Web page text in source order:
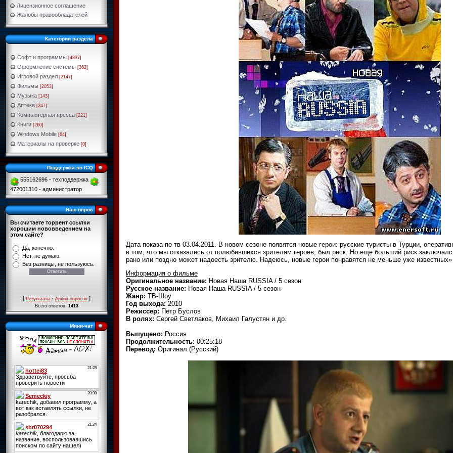
Лицензионное соглашение
Жалобы правообладателей
Категории раздела
Софт и программы [4837]
Оформление системы [362]
Игровой раздел [2147]
Фильмы [2053]
Музыка [143]
Аптека [247]
Компьютерная пресса [221]
Книги [260]
Windows Mobile [64]
Материалы на проверке [0]
Поддержка по ICQ
555162696 - техподдержка
472001310 - администратор
Наш опрос
Вы считаете торрент ссылки
хорошим нововведением на
этом сайте?
Да, конечно.
Нет, не думаю.
Без разницы, не пользуюсь.
[Результаты·Архив опросов]
Всего ответов:1413
Мини-чат
Дата показа по тв 03.04.2011. В новом сезоне появятся новые герои: русские туристы в Турции,
в том, что мы отказались от полюбившихся зрителям героев, был риск. Но еще больший риск
рано или поздно может надоесть зрителю. Надеюсь, новые герои понравятся не меньше уже известных»
Информация о фильме
Оригинальное название: Новая Наша RUSSIA / 5 сезон
Русское название: Новая Наша RUSSIA / 5 сезон
Жанр: ТВ-Шоу
Год выхода: 2010
Режиссер: Петр Буслов
В ролях: Сергей Светлаков, Михаил Галустян и др.
Выпущено: Россия
Продолжительность: 00:25:18
Перевод: Оригинал (Русский)